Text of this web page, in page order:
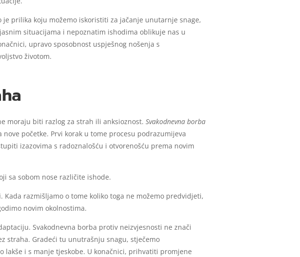
prilika koju možemo iskoristiti za jačanje unutarnje snage,
situacijama i nepoznatim ishodima oblikuje nas u
upravo sposobnost uspješnog nošenja s
životom.
moraju biti razlog za strah ili anksioznost. Svakodnevna borba
početke. Prvi korak u tome procesu podrazumijeva
izazovima s radoznalošću i otvorenošću prema novim
sa sobom nose različite ishode.
razmišljamo o tome koliko toga ne možemo predvidjeti,
novim okolnostima.
Svakodnevna borba protiv neizvjesnosti ne znači
straha. Gradeći tu unutrašnju snagu, stječemo
lakše i s manje tjeskobe. U konačnici, prihvatiti promjene